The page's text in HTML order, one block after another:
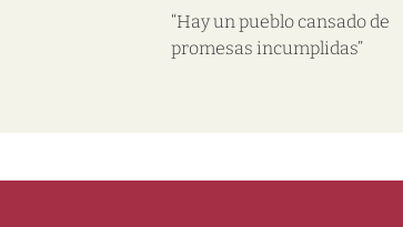
“Hay un pueblo cansado de
promesas incumplidas”